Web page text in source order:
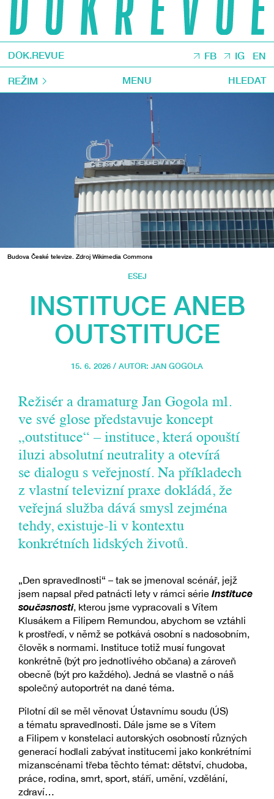
DOK.REVUE FB IG EN
REŽIM MENU HLEDAT
Budova České televize. Zdroj Wikimedia Commons
ESEJ
INSTITUCE ANEB
OUTSTITUCE
15. 6. 2026 / AUTOR: JAN GOGOLA
Režisér a dramaturg Jan Gogola ml.
ve své glose představuje koncept
„outstituce“ – instituce, která opouští
iluzi absolutní neutrality a otevírá
se dialogu s veřejností. Na příkladech
z vlastní televizní praxe dokládá, že
veřejná služba dává smysl zejména
tehdy, existuje-li v kontextu
konkrétních lidských životů.
„Den spravedlnosti“ – tak se jmenoval scénář, jejž
jsem napsal před patnácti lety v rámci série Instituce
současnosti, kterou jsme vypracovali s Vítem
Klusákem a Filipem Remundou, abychom se vztáhli
k prostředí, v němž se potkává osobní s nadosobním,
člověk s normami. Instituce totiž musí fungovat
konkrétně (být pro jednotlivého občana) a zároveň
obecně (být pro každého). Jedná se vlastně o náš
společný autoportrét na dané téma.
Pilotní díl se měl věnovat Ústavnímu soudu (ÚS)
a tématu spravedlnosti. Dále jsme se s Vítem
a Filipem v konstelaci autorských osobností různých
generací hodlali zabývat institucemi jako konkrétními
mizanscénami třeba těchto témat: dětství, chudoba,
práce, rodina, smrt, sport, stáří, umění, vzdělání,
zdraví…